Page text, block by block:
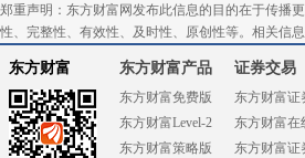
郑重声明：东方财富网发布此信息的目的在于传播
性、完整性、有效性、及时性、原创性等。相关信
东方财富 东方财富产品
东方财富免费版
东方财富Level-2
东方财富策略版
证券交易
东方财富证
东方财富在
东方财富证